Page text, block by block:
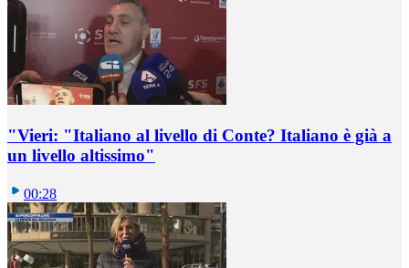
"Vieri: "Italiano al livello di Conte? Italiano è già a
un livello altissimo"
00:28